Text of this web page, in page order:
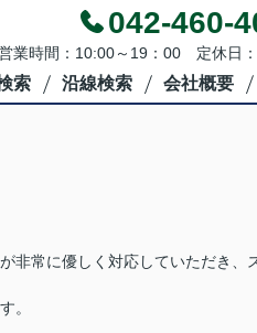
042-460-
業時間：10:00～19：00 定休日
索 沿線検索 会社概要
非常に優しく対応していただき、
。